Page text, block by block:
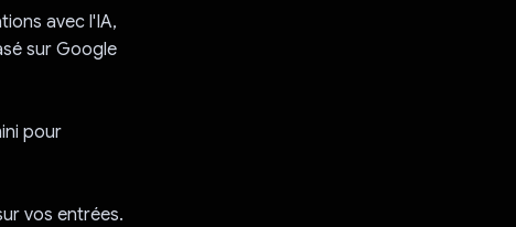
avec l'IA,
sur Google
pour
vos entrées.